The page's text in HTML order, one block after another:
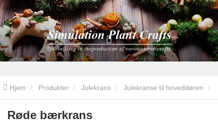
Hjem Produkter Julekrans Julekranse til hoveddøren
Røde bærkrans
Røde bærkrans